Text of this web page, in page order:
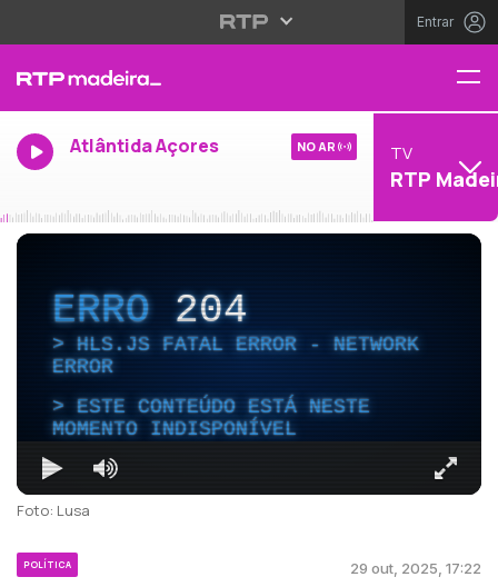
Entrar
Atlântida Açores NO AR TV
RTP
ERRO204
HLS.JS FATAL ERROR - NETWORK
ERROR
ESTE CONTEÚDO ESTÁ NESTE
MOMENTO INDISPONÍVEL
Foto: Lusa
POLÍTICA 29 out, 2025, 17:22